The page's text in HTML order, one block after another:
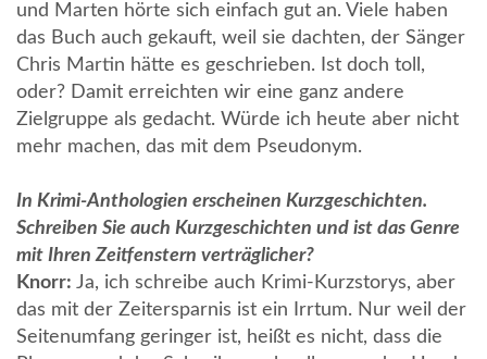
und Marten hörte sich einfach gut an. Viele haben
das Buch auch gekauft, weil sie dachten, der Sänger
Chris Martin hätte es geschrieben. Ist doch toll,
oder? Damit erreichten wir eine ganz andere
Zielgruppe als gedacht. Würde ich heute aber nicht
mehr machen, das mit dem Pseudonym.
In Krimi-Anthologien erscheinen Kurzgeschichten.
Schreiben Sie auch Kurzgeschichten und ist das Genre
mit Ihren Zeitfenstern verträglicher?
Knorr: Ja, ich schreibe auch Krimi-Kurzstorys, aber
das mit der Zeitersparnis ist ein Irrtum. Nur weil der
Seitenumfang geringer ist, heißt es nicht, dass die